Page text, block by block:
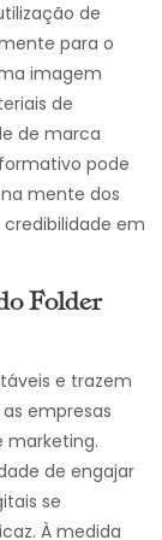
de
para o
imagem
de
de marca
pode
mente dos
em
Folder
e trazem
empresas
marketing.
de engajar
se
À medida